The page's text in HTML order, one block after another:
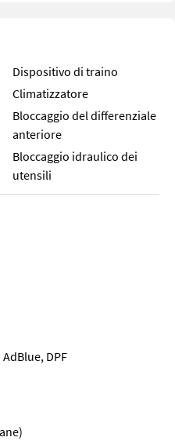
Dispositivo di traino
Climatizzatore
Bloccaggio del differenziale
anteriore
Bloccaggio idraulico dei
utensili
DPF